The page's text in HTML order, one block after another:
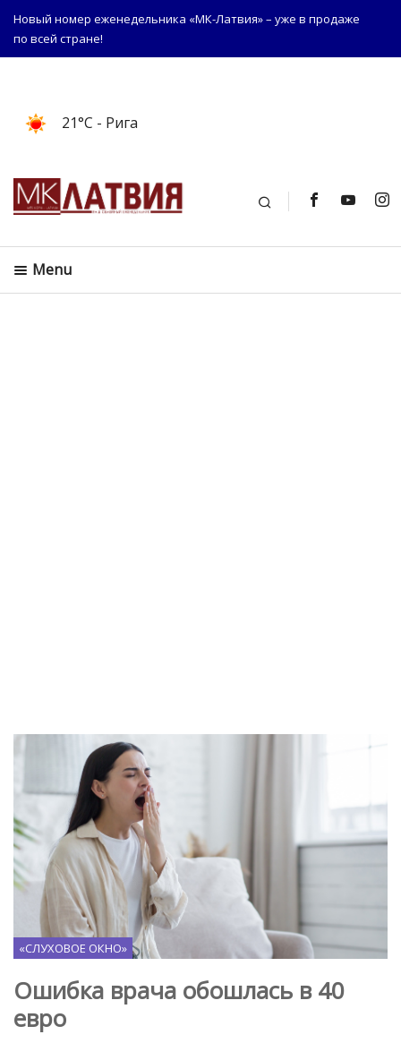
Новый номер еженедельника «МК-Латвия» – уже в продаже
по всей стране!
21°C - Рига
Поиск
Menu
«СЛУХОВОЕ ОКНО»
Ошибка врача обошлась в 40
евро